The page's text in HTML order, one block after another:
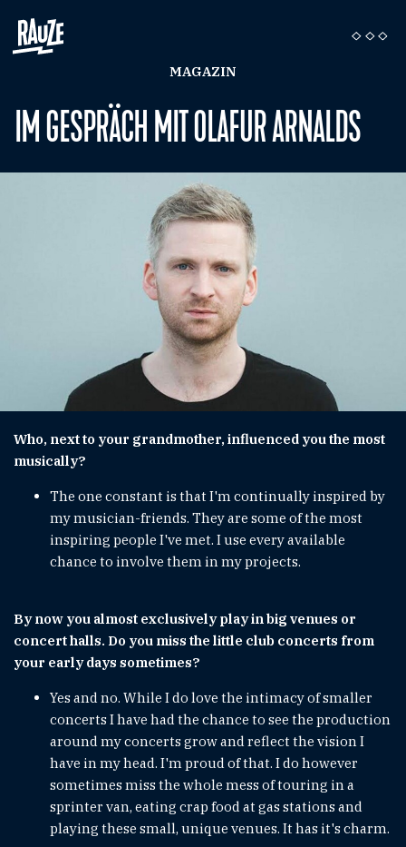
MAGAZIN
IM GESPRÄCH MIT OLAFUR ARNALDS
Who, next to your grandmother, influenced you the most
musically?
The one constant is that I'm continually inspired by
my musician-friends. They are some of the most
inspiring people I've met. I use every available
chance to involve them in my projects.
By now you almost exclusively play in big venues or
concert halls. Do you miss the little club concerts from
your early days sometimes?
Yes and no. While I do love the intimacy of smaller
concerts I have had the chance to see the production
around my concerts grow and reflect the vision I
have in my head. I'm proud of that. I do however
sometimes miss the whole mess of touring in a
sprinter van, eating crap food at gas stations and
playing these small, unique venues. It has it's charm.